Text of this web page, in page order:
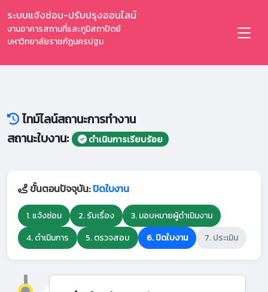
ระบบแจ้งซ่อม-ปรับปรุงออนไลน์
งานอาคารสถานที่และภูมิสถาปัตย์
มหาวิทยาลัยราชภัฏนครปฐม
ไทม์ไลน์สถานะการทำงาน
สถานะใบงาน:
ดำเนินการเรียบร้อย
ขั้นตอนปัจจุบัน:ปิดใบงาน
1. แจ้งซ่อม 2. รับเรื่อง
3. มอบหมายผู้ดำเนินงาน
4. ดำเนินการ
5. ตรวจสอบ 6. ปิดใบงาน 7. ประเมิน